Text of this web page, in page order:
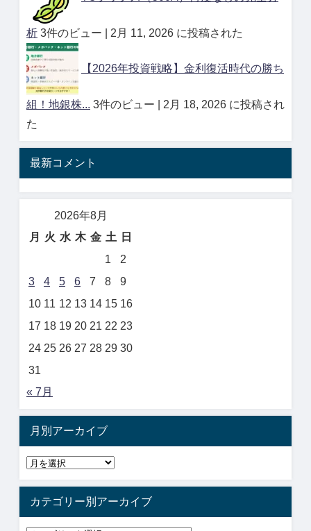
析 3件のビュー 2月 11, 2026 に投稿された
【2026年投資戦略】金利復活時代の勝ち
組！地銀株... 3件のビュー
2月 18, 2026 に投稿され
た
最新コメント
2026年8月
月
火 水 木 金 土
日
1
2
3
4 5 6 7 8
9
10 11 12 13 14 15 16
17 18 19 20 21 22 23
24 25 26 27 28 29 30
31
« 7月
月別アーカイブ
カテゴリー別アーカイブ